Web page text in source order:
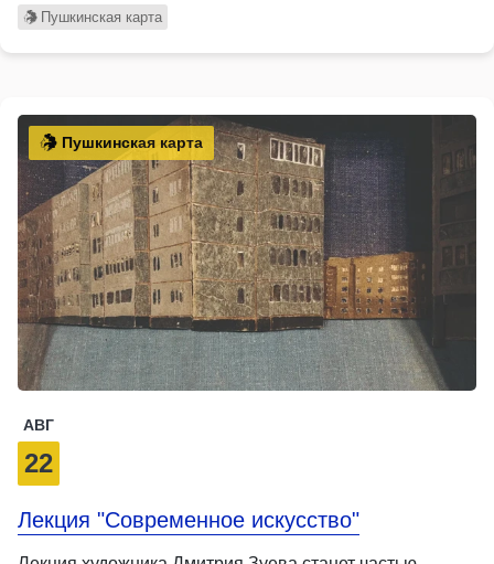
Пушкинская карта
Пушкинская карта
АВГ
22
Лекция "Современное искусство"